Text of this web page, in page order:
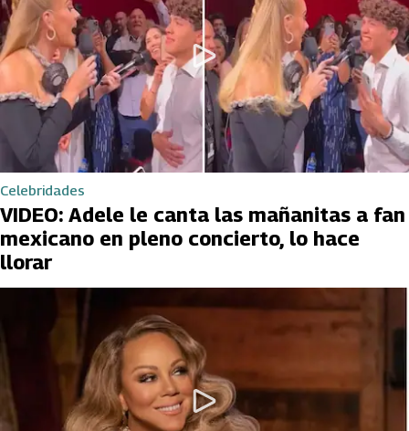
Celebridades
VIDEO: Adele le canta las mañanitas a fan
mexicano en pleno concierto, lo hace
llorar